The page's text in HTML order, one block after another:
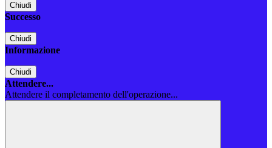
Chiudi
Successo
Chiudi
Informazione
Chiudi
Attendere...
Attendere il completamento dell'operazione...